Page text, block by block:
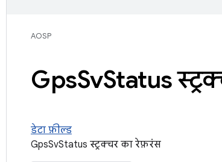
AOSP
GpsSvStatus
डेटा फ़ील्ड
GpsSvStatus स्ट्रक्चर का रेफ़रंस